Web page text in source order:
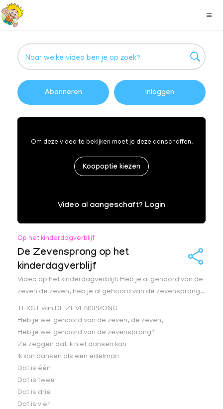
Om deze video te bekijken moet je deze aanschaffen.
Koopoptie kiezen
Video al aangeschaft? Login
Abonneren Inloggen
Op het kinderdagverblijf
De Zevensprong op het
kinderdagverblijf
Video op het kinderdagverblijf: Heb je al gehoord van de
zeven de zeven, heb je al gehoord van de zevensprong…
TEKST van DE ZEVENSPRONG
Heb je wel gehoord van de zeven, de zeven,
Heb je wel gehoord van de zevensprong?
Ze zeggen dat ik niet dansen kan
Ik kan dansen als een edelman
Dat is één
Dat is twee
Dat is drie
Dat is vier